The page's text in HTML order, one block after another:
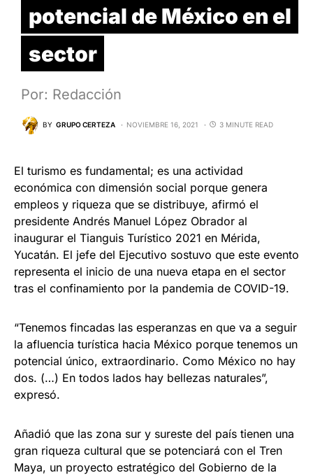
potencial de México en el
sector
Por: Redacción
BY GRUPO CERTEZA NOVIEMBRE 16, 2021 3 MINUTE READ
El turismo es fundamental; es una actividad
económica con dimensión social porque genera
empleos y riqueza que se distribuye, afirmó el
presidente Andrés Manuel López Obrador al
inaugurar el Tianguis Turístico 2021 en Mérida,
Yucatán. El jefe del Ejecutivo sostuvo que este evento
representa el inicio de una nueva etapa en el sector
tras el confinamiento por la pandemia de COVID-19.
“Tenemos fincadas las esperanzas en que va a seguir
la afluencia turística hacia México porque tenemos un
potencial único, extraordinario. Como México no hay
dos. (…) En todos lados hay bellezas naturales”,
expresó.
Añadió que las zona sur y sureste del país tienen una
gran riqueza cultural que se potenciará con el Tren
Maya, un proyecto estratégico del Gobierno de la